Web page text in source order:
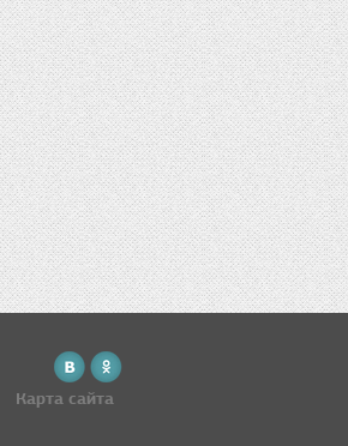
Карта сайта